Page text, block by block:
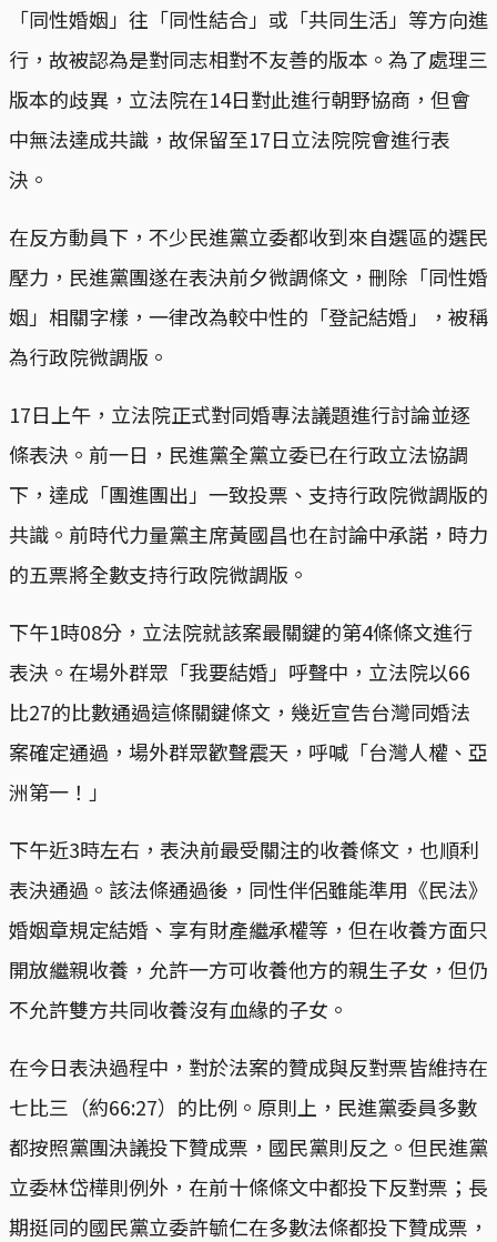
「同性婚姻」往「同性結合」或「共同生活」等方向進
行，故被認為是對同志相對不友善的版本。為了處理三
版本的歧異，立法院在14日對此進行朝野協商，但會
中無法達成共識，故保留至17日立法院院會進行表
決。
在反方動員下，不少民進黨立委都收到來自選區的選民
壓力，民進黨團遂在表決前夕微調條文，刪除「同性婚
姻」相關字樣，一律改為較中性的「登記結婚」，被稱
為行政院微調版。
17日上午，立法院正式對同婚專法議題進行討論並逐
條表決。前一日，民進黨全黨立委已在行政立法協調
下，達成「團進團出」一致投票、支持行政院微調版的
共識。前時代力量黨主席黃國昌也在討論中承諾，時力
的五票將全數支持行政院微調版。
下午1時08分，立法院就該案最關鍵的第4條條文進行
表決。在場外群眾「我要結婚」呼聲中，立法院以66
比27的比數通過這條關鍵條文，幾近宣告台灣同婚法
案確定通過，場外群眾歡聲震天，呼喊「台灣人權、亞
洲第一！」
下午近3時左右，表決前最受關注的收養條文，也順利
表決通過。該法條通過後，同性伴侶雖能準用《民法》
婚姻章規定結婚、享有財產繼承權等，但在收養方面只
開放繼親收養，允許一方可收養他方的親生子女，但仍
不允許雙方共同收養沒有血緣的子女。
在今日表決過程中，對於法案的贊成與反對票皆維持在
七比三（約66:27）的比例。原則上，民進黨委員多數
都按照黨團決議投下贊成票，國民黨則反之。但民進黨
立委林岱樺則例外，在前十條條文中都投下反對票；長
期挺同的國民黨立委許毓仁在多數法條都投下贊成票，